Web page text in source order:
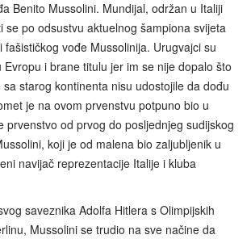
Benito Mussolini. Mundijal, održan u Italiji
se po odsustvu aktuelnog šampiona svijeta
fašističkog vođe Mussolinija. Urugvajci su
i brane titulu jer im se nije dopalo što
starog kontinenta nisu udostojile da dođu
je na ovom prvenstvu potpuno bio u
prvenstvo od prvog do posljednjeg sudijskog
koji je od malena bio zaljubljenik u
navijač reprezentacije Italije i kluba
saveznika Adolfa Hitlera s Olimpijskih
Mussolini se trudio na sve načine da